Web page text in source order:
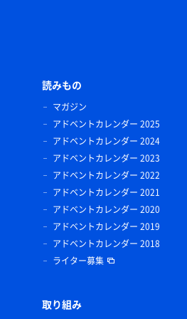
読みもの
マガジン
アドベントカレンダー 2025
アドベントカレンダー 2024
アドベントカレンダー 2023
アドベントカレンダー 2022
アドベントカレンダー 2021
アドベントカレンダー 2020
アドベントカレンダー 2019
アドベントカレンダー 2018
ライター募集
取り組み